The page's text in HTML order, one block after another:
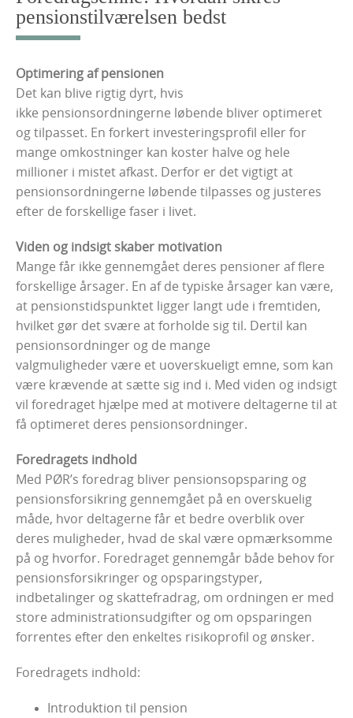
pensionstilværelsen bedst
Optimering af pensionen
Det kan blive rigtig dyrt, hvis
ikke pensionsordningerne løbende bliver optimeret
og tilpasset. En forkert investeringsprofil eller for
mange omkostninger kan koster halve og hele
millioner i mistet afkast. Derfor er det vigtigt at
pensionsordningerne løbende tilpasses og justeres
efter de forskellige faser i livet.
Viden og indsigt skaber motivation
Mange får ikke gennemgået deres pensioner af flere
forskellige årsager. En af de typiske årsager kan være,
at pensionstidspunktet ligger langt ude i fremtiden,
hvilket gør det svære at forholde sig til. Dertil kan
pensionsordninger og de mange
valgmuligheder være et uoverskueligt emne, som kan
være krævende at sætte sig ind i. Med viden og indsigt
vil foredraget hjælpe med at motivere deltagerne til at
få optimeret deres pensionsordninger.
Foredragets indhold
Med PØR’s foredrag bliver pensionsopsparing og
pensionsforsikring gennemgået på en overskuelig
måde, hvor deltagerne får et bedre overblik over
deres muligheder, hvad de skal være opmærksomme
på og hvorfor. Foredraget gennemgår både behov for
pensionsforsikringer og opsparingstyper,
indbetalinger og skattefradrag, om ordningen er med
store administrationsudgifter og om opsparingen
forrentes efter den enkeltes risikoprofil og ønsker.
Foredragets indhold:
Introduktion til pension